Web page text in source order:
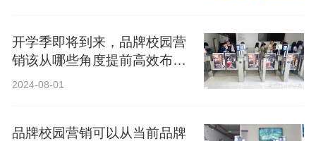
开学季即将到来，品牌校园营
销该从哪些角度提前高效布
局？
2024-08-01
品牌校园营销可以从当前品牌